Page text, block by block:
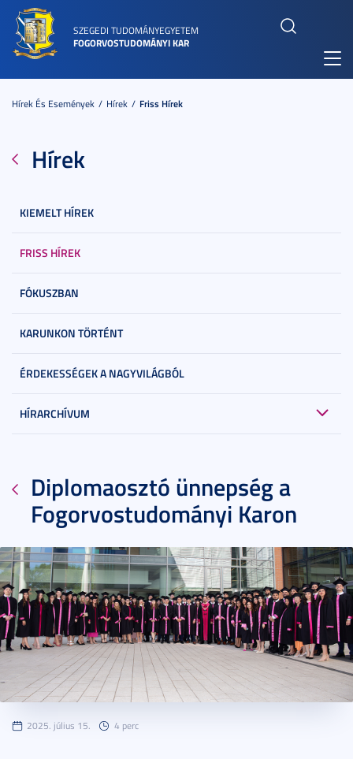
SZEGEDI TUDOMÁNYEGYETEM
FOGORVOSTUDOMÁNYI KAR
Hírek És Események Hírek Friss Hírek
Hírek
KIEMELT HÍREK
FRISS HÍREK
FÓKUSZBAN
KARUNKON TÖRTÉNT
ÉRDEKESSÉGEK A NAGYVILÁGBÓL
HÍRARCHÍVUM
Diplomaosztó ünnepség a
Fogorvostudományi Karon
2025. július 15. 4 perc